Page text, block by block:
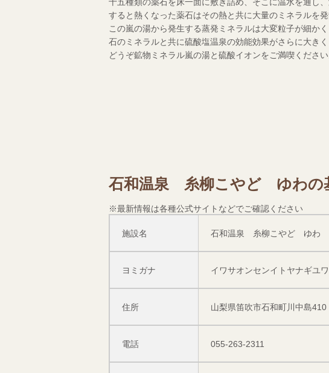
すると熱くなった薬石はその熱と共に大量のミネラルを発
この嵐の湯から発生する蒸発ミネラルは大変粒子が細か
石のミネラルと共に硫酸塩温泉の効能効果がさらに大きく
どうぞ鉱物ミネラル嵐の湯と硫酸イオンをご満喫ください
石和温泉 糸柳こやど ゆわの
※最新情報は各種公式サイトなどでご確認ください
施設名 石和温泉 糸柳こやど ゆわ
ヨミガナ イワサオンセンイトヤナギユワ
住所 山梨県笛吹市石和町川中島410
電話 055-263-2311